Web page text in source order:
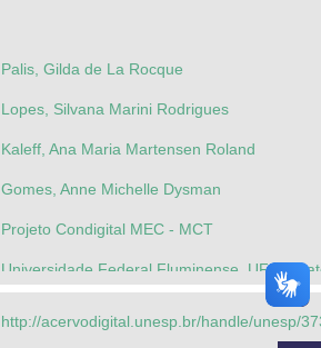
Palis, Gilda de La Rocque
Lopes, Silvana Marini Rodrigues
Kaleff, Ana Maria Martensen Roland
Gomes, Anne Michelle Dysman
Projeto Condigital MEC - MCT
Universidade Federal Fluminense, UFF -
http://acervodigital.unesp.br/handle/unesp/